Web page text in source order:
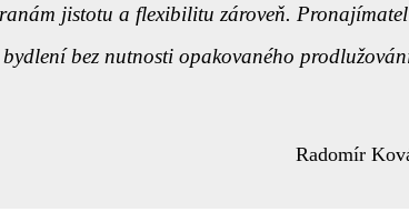
jistotu a flexibilitu zároveň.
bez nutnosti opakovaného
Radomír